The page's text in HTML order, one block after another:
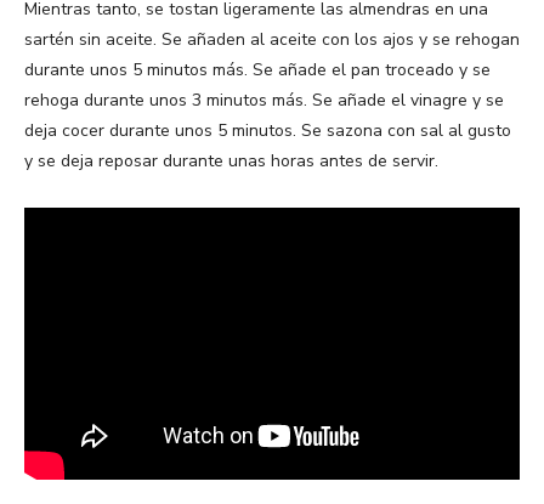
Mientras tanto, se tostan ligeramente las almendras en una
sartén sin aceite. Se añaden al aceite con los ajos y se rehogan
durante unos 5 minutos más. Se añade el pan troceado y se
rehoga durante unos 3 minutos más. Se añade el vinagre y se
deja cocer durante unos 5 minutos. Se sazona con sal al gusto
y se deja reposar durante unas horas antes de servir.